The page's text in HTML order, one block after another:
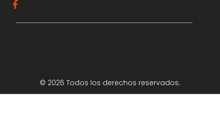
© 2026 Todos los derechos reservados.